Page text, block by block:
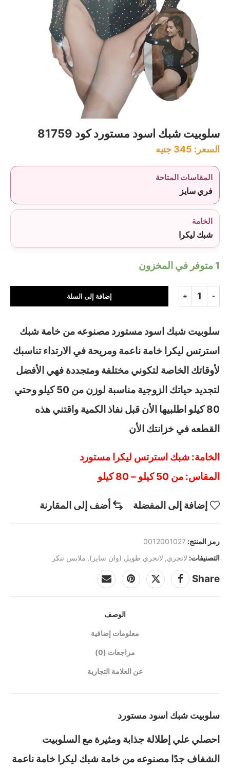
سلوبيت شبك اسود مستورد كود 81759
السعر: 345 جنيه
المقاسات المتاحة
فري سايز
الخامة
شبك ليكرا
1 متوفر في المخزون
إضافة إلى السلة
سلوبيت شبك اسود مستورد مصنوعه من خامة شبك
استرتس ليكرا خامة ناعمة ومريحة في الارتداء تناسبك
لأوقاتك الخاصة لتكوني مختلفة ومتجددة فهي الأفضل
لتجديد حياتك الزوجية مناسبة لوزن من 50 كيلو وحتي
80 كيلو اطلبيها الأن قبل نفاذ الكمية واقتني هذه
القطعه في خزانتك الأن
الخامة: شبك استرتس ليكرا مستورد
المقاس: من 50 كيلو – 80 كيلو
إضافة إلى المفضلة أضف إلى المقارنة
رمز المنتج: 0012001027
التصنيفات: لانجري, لانجري طويل (وان سايز), ملابس تنكر
Share
الوصف
معلومات إضافية
مراجعات (0)
عن العلامة التجارية
سلوبيت شبك اسود مستورد
احصلي علي إطلالة جذابة ومثيرة مع السلوبيت
الشفاف جدًا مصنوعه من خامة شبك ليكرا خامة ناعمة